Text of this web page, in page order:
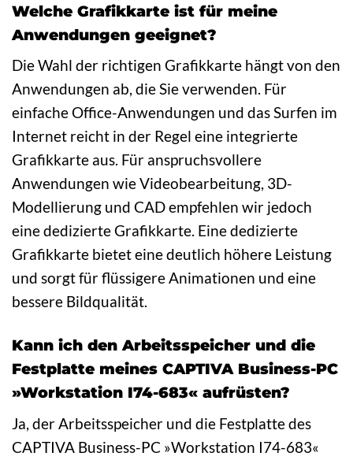
Welche Grafikkarte ist für meine
Anwendungen geeignet?
Die Wahl der richtigen Grafikkarte hängt von den
Anwendungen ab, die Sie verwenden. Für
einfache Office-Anwendungen und das Surfen im
Internet reicht in der Regel eine integrierte
Grafikkarte aus. Für anspruchsvollere
Anwendungen wie Videobearbeitung, 3D-
Modellierung und CAD empfehlen wir jedoch
eine dedizierte Grafikkarte. Eine dedizierte
Grafikkarte bietet eine deutlich höhere Leistung
und sorgt für flüssigere Animationen und eine
bessere Bildqualität.
Kann ich den Arbeitsspeicher und die
Festplatte meines CAPTIVA Business-PC
»Workstation I74-683« aufrüsten?
Ja, der Arbeitsspeicher und die Festplatte des
CAPTIVA Business-PC »Workstation I74-683«